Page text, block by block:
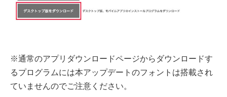
※通常のアプリダウンロードページからダウンロードす
るプログラムには本アップデートのフォントは搭載され
ていませんのでご注意ください。